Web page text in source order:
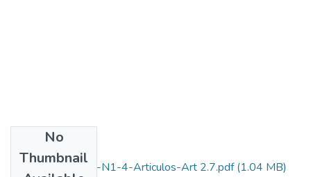
No
Thumbnail
1992-1993-V10-N1-4-Articulos-Art 2.7.pdf(1.04 MB)